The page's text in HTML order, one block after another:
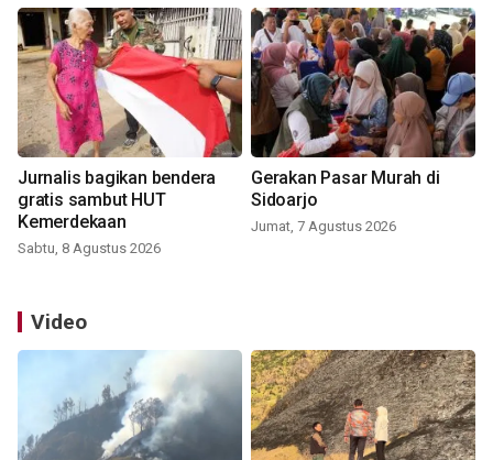
Jurnalis bagikan bendera
gratis sambut HUT
Kemerdekaan
Sabtu, 8 Agustus 2026
Gerakan Pasar Murah di
Sidoarjo
Jumat, 7 Agustus 2026
Video